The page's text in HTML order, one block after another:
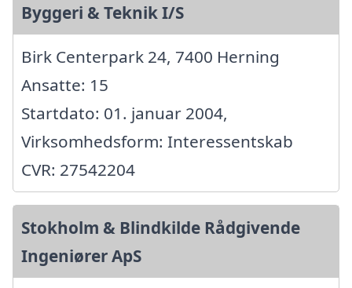
Byggeri & Teknik I/S
Birk Centerpark 24, 7400 Herning
Ansatte: 15
Startdato: 01. januar 2004,
Virksomhedsform: Interessentskab
CVR: 27542204
Stokholm & Blindkilde Rådgivende
Ingeniører ApS